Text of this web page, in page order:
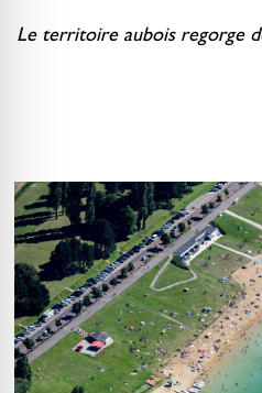
Le territoire aubois regorge